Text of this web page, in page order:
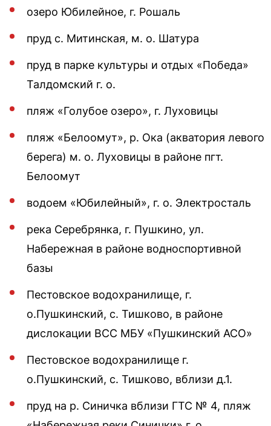
озеро Юбилейное, г. Рошаль
пруд с. Митинская, м. о. Шатура
пруд в парке культуры и отдых «Победа»
Талдомский г. о.
пляж «Голубое озеро», г. Луховицы
пляж «Белоомут», р. Ока (акватория левого
берега) м. о. Луховицы в районе пгт.
Белоомут
водоем «Юбилейный», г. о. Электросталь
река Серебрянка, г. Пушкино, ул.
Набережная в районе водноспортивной
базы
Пестовское водохранилище, г.
о.Пушкинский, с. Тишково, в районе
дислокации ВСС МБУ «Пушкинский АСО»
Пестовское водохранилище г.
о.Пушкинский, с. Тишково, вблизи д.1.
пруд на р. Синичка вблизи ГТС № 4, пляж